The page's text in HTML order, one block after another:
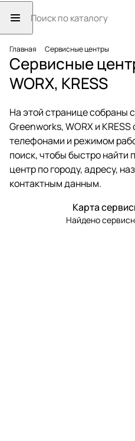
Главная Сервисные центры
Сервисные
WORX, KRESS
На этой странице собраны
Greenworks, WORX и
телефонами и режимом
поиск, чтобы быстро
центр по городу, адресу,
контактным данным.
Карта
Найдено